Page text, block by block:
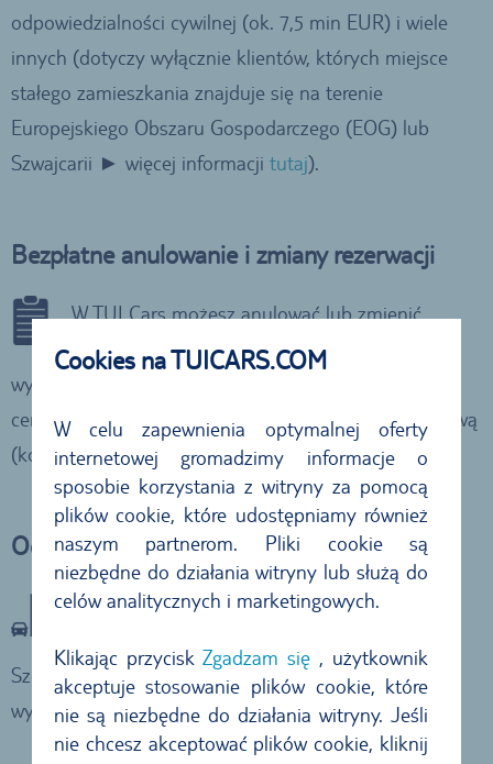
Cookies na TUICARS.COM
W celu zapewnienia optymalnej oferty
internetowej gromadzimy informacje o
sposobie korzystania z witryny za pomocą
plików cookie, które udostępniamy również
naszym partnerom. Pliki cookie są
niezbędne do działania witryny lub służą do
celów analitycznych i marketingowych.
Klikając przycisk Zgadzam się , użytkownik
akceptuje stosowanie plików cookie, które
nie są niezbędne do działania witryny. Jeśli
nie chcesz akceptować plików cookie, kliknij
odpowiedzialności cywilnej (ok. 7,5 min EUR) i wiele
innych (dotyczy wyłącznie klientów, których miejsce
stałego zamieszkania znajduje się na terenie
Europejskiego Obszaru Gospodarczego (EOG) lub
Szwajcarii ► więcej informacji tutaj).
Bezpłatne anulowanie i zmiany rezerwacji
W TUI Cars możesz anulować lub zmienić
rezerwację do 24 godzin przed odbiorem
wypożyczanego pojazdu. Skontaktuj się z naszym
centrum obsługi Klienta drogą telefoniczną lub mailową
(kontakt w języku angielskim lub niemieckim).
Odbiór w hotelu
Dzięki wynajęciu pojazdu w TUI Cars można
Szczegółowe informacje znajdują się w warunkach
wynajmu.